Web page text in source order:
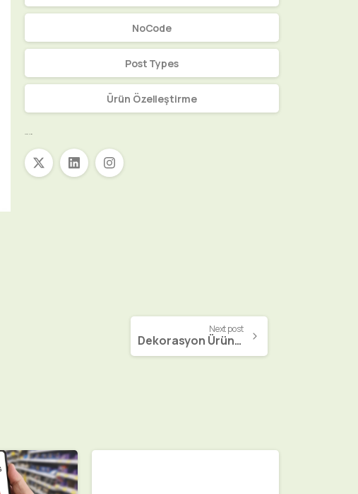
NoCode
Post Types
Ürün Özelleştirme
Next post
Dekorasyon Ürünleri Özelleştirme Web Sitesi